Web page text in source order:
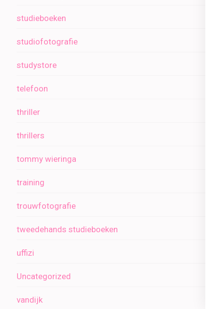
studieboeken
studiofotografie
studystore
telefoon
thriller
thrillers
tommy wieringa
training
trouwfotografie
tweedehands studieboeken
uffizi
Uncategorized
vandijk